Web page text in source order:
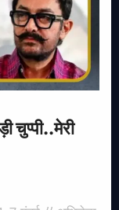
चुप्पी..मेरी